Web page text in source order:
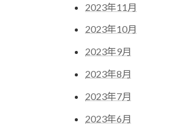
2023年11月
2023年10月
2023年9月
2023年8月
2023年7月
2023年6月